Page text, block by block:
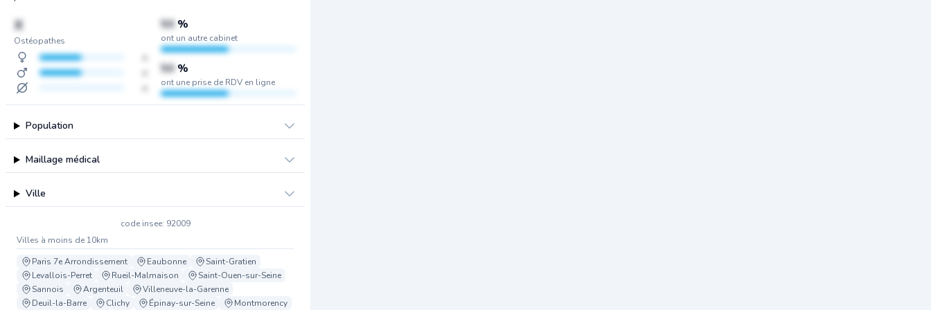
X
Ostéopathes
50 %
ont un autre cabinet
50 %
ont une prise de RDV en ligne
Population
Maillage médical
Ville
code insee: 92009
Villes à moins de 10km
Paris 7e Arrondissement
Eaubonne
Saint-Gratien
Levallois-Perret
Rueil-Malmaison
Saint-Ouen-sur-Seine
Sannois
Argenteuil
Villeneuve-la-Garenne
Deuil-la-Barre
Clichy Épinay-sur-Seine Montmorency